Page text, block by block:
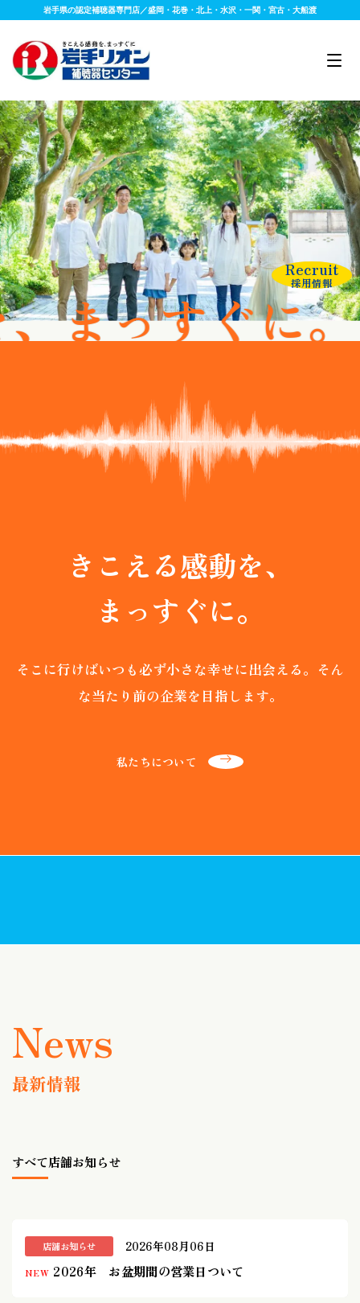
岩手県の認定補聴器専門店／盛岡・花巻・北上・水沢・一関・宮古・大船渡
ぐに。
Recruit
採用情報
きこえる感動を、
まっすぐに。
そこに行けばいつも必ず小さな幸せに出会える。 そん
な当たり前の企業を目指します。
私たちについて
これから補聴器を
News
最新情報
すべて店舗お知らせ
店舗お知らせ 2026年08月06日
NEW 2026年 お盆期間の営業日ついて